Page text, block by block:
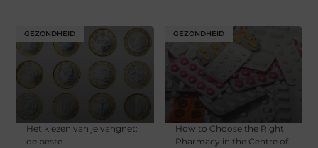
GEZONDHEID
Het kiezen van je vangnet:
de beste
GEZONDHEID
How to Choose the Right
Pharmacy in the Centre of